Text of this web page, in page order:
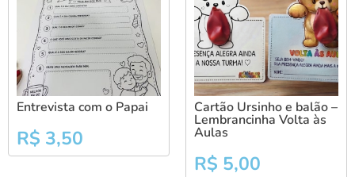
Entrevista com o Papai
R$ 3,50
Cartão Ursinho e balão –
Lembrancinha Volta às
Aulas
R$ 5,00